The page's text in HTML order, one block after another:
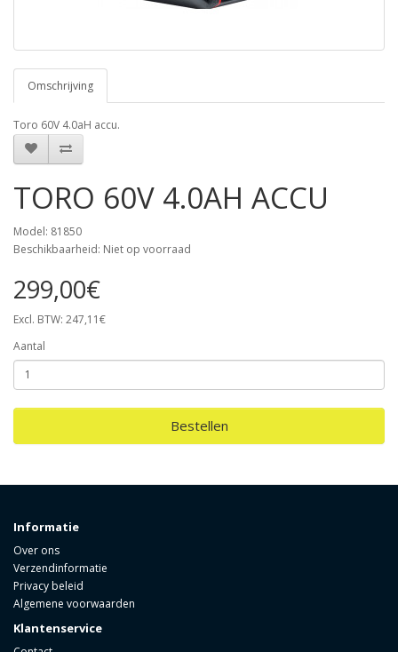
Omschrijving
Toro 60V 4.0aH accu.
TORO 60V 4.0AH ACCU
Model: 81850
Beschikbaarheid: Niet op voorraad
299,00€
Excl. BTW: 247,11€
Aantal
Bestellen
Informatie
Over ons
Verzendinformatie
Privacy beleid
Algemene voorwaarden
Klantenservice